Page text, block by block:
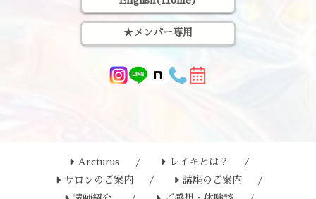
★メンバー専用
Arcturus
レイキとは？
サロンのご案内
講座のご案内